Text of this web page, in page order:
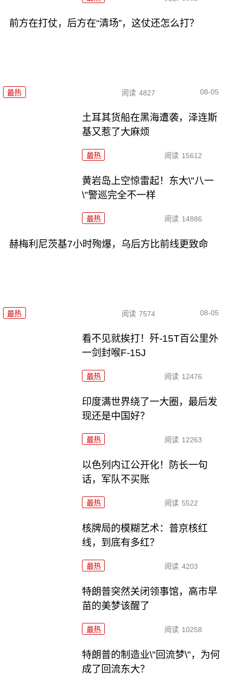
前方在打仗，后方在“清场”，这仗还怎么打？
最热 阅读 4827 08-05
土耳其货船在黑海遭袭，泽连斯
基又惹了大麻烦
最热 阅读 15612
黄岩岛上空惊雷起！东大\"八一
\"警巡完全不一样
最热 阅读 14886
赫梅利尼茨基7小时殉爆，乌后方比前线更致命
最热 阅读 7574 08-05
看不见就挨打！歼-15T百公里外
一剑封喉F-15J
最热 阅读 12476
印度满世界绕了一大圈，最后发
现还是中国好？
最热 阅读 12263
以色列内讧公开化！防长一句
话，军队不买账
最热 阅读 5522
核牌局的模糊艺术：普京核红
线，到底有多红？
最热 阅读 4203
特朗普突然关闭领事馆，高市早
苗的美梦该醒了
最热 阅读 10258
特朗普的制造业\"回流梦\"，为何
成了回流东大？